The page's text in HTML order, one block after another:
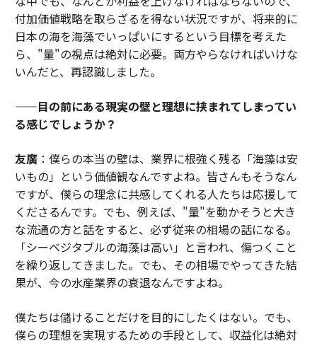
付加価値戦略を取らざるを得ない状況ですが、将来的に
日本の海を海藻でいっぱいにするという目標を考えた
ら、"量"の視点は絶対に必要。両方やらなければいけな
いんだと、再認識しました。
——目の前にある現実の壁と理想に挟まれてしまってい
る感じでしょうか？
友廣：僕らの本当の壁は、業界に根強く残る「海藻は安
いもの」という価値観なんですよね。皆さんもそうなん
ですが、僕らの理念に共感してくれる人たちは応援して
くださるんです。でも、例えば、"量"を動かそうと大き
な流通の方と話をすると、必ず従来の相場の話になる。
「シーベジタブルの海藻は高い」と言われ、傷つくこと
を繰り返してきました。でも、その相場でやってきた結
果が、今の水産業界の衰退なんですよね。
僕たちは儲けることだけを目的にしたくはない。でも、
僕らの理想を実現するための手段として、収益化は絶対